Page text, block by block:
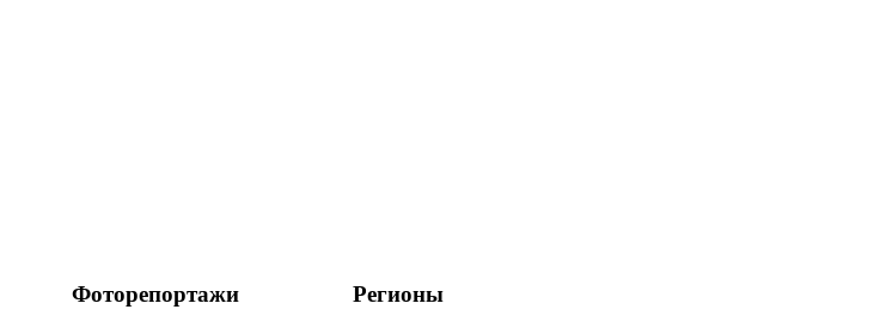
Фоторепортажи Регионы